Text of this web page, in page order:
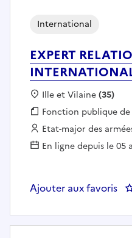
EXPERT
International
Localisation :
Ille et Vilaine(35)
Fonction publique :
Fonction publique
Employeur :
Etat-major des
En ligne depuis le 05
Ajouter aux favoris :